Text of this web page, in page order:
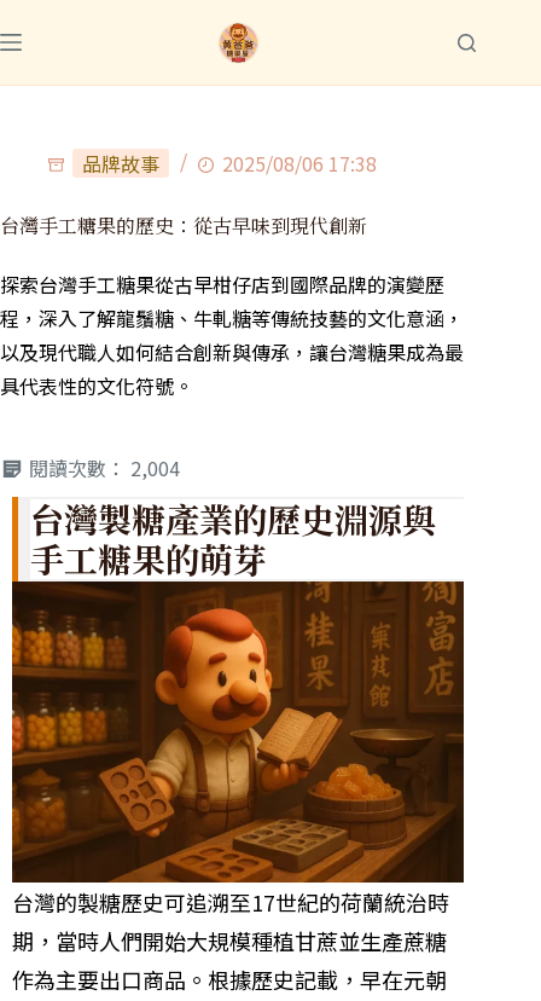
品牌故事 2025/08/06 17:38
台灣手工糖果的歷史：從古早味到現代創新
探索台灣手工糖果從古早柑仔店到國際品牌的演變歷
程，深入了解龍鬚糖、牛軋糖等傳統技藝的文化意涵，
以及現代職人如何結合創新與傳承，讓台灣糖果成為最
具代表性的文化符號。
閱讀次數： 2,004
台灣製糖產業的歷史淵源與
手工糖果的萌芽
台灣的製糖歷史可追溯至17世紀的荷蘭統治時
期，當時人們開始大規模種植甘蔗並生產蔗糖
作為主要出口商品。根據歷史記載，早在元朝